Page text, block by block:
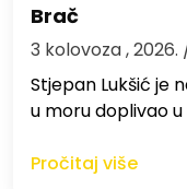
Brač
3 kolovoza , 2026.
St​jepan Lukšić je
u moru doplivao
Pročitaj više